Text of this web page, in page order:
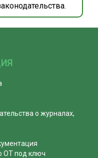
о журналах,
ОТ под ключ